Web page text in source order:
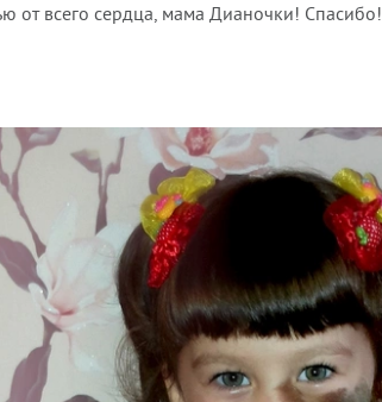
от всего сердца, мама Дианочки! Спасибо!